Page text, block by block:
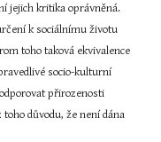
jejich kritika oprávněná.
k sociálnímu životu
toho taková ekvivalence
socio-kulturní
přirozenosti
důvodu, že není dána